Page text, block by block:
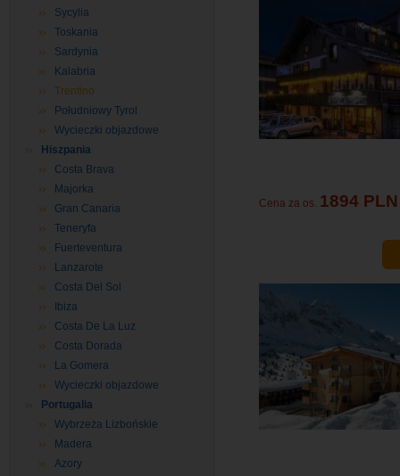
Sycylia
Toskania
Sardynia
Kalabria
Trentino
Południowy Tyrol
Wycieczki objazdowe
Hiszpania
Costa Brava
Majorka
Gran Canaria
Teneryfa
Fuerteventura
Lanzarote
Costa Del Sol
Ibiza
Costa De La Luz
Costa Dorada
La Gomera
Wycieczki objazdowe
Portugalia
Wybrzeża Lizbońskie
Madera
Azory
Cena za os. 1894 PLN